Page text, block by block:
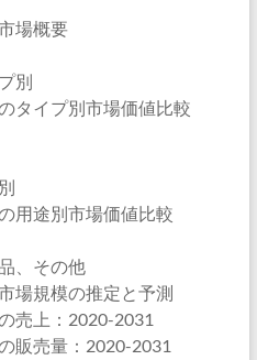
場概要
別
タイプ別市場価値比較
用途別市場価値比較
、その他
場規模の推定と予測
売上：2020-2031
販売量：2020-2031